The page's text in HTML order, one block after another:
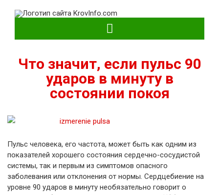
KrovInfo.com
Медицинский сайт о кровеносной системе.
Что значит, если пульс 90
ударов в минуту в
состоянии покоя
Пульс человека, его частота, может быть как одним из
показателей хорошего состояния сердечно-сосудистой
системы, так и первым из симптомов опасного
заболевания или отклонения от нормы. Сердцебиение на
уровне 90 ударов в минуту необязательно говорит о